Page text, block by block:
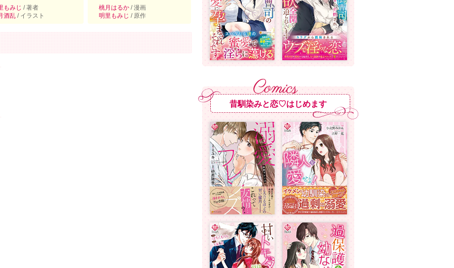
もみじ / 著者
酒乱 / イラスト
桃月はるか / 漫画
明里もみじ / 原作
昔馴染みと恋♡はじめます